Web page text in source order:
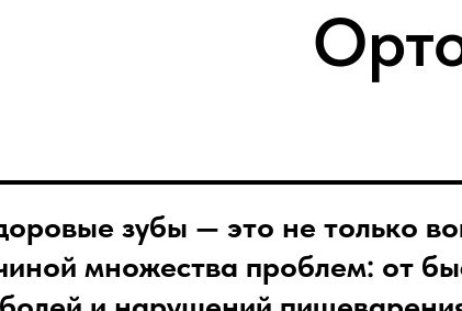
зубы — это не только
множества проблем: от